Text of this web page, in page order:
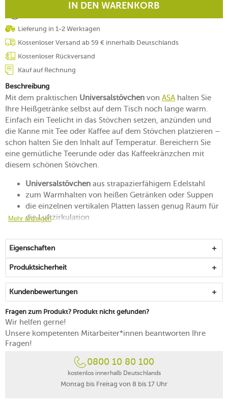
IN DEN WARENKORB
Lieferung in 1-2 Werktagen
Kostenloser Versand ab 59 € innerhalb Deutschlands
Kostenloser Rückversand
Kauf auf Rechnung
Beschreibung
Mit dem praktischen Universalstövchen von ASAhalten Sie
Ihre Heißgetränke selbst auf dem Tisch noch lange warm.
Einfach ein Teelicht in das Stövchen setzen, anzünden und
die Kanne mit Tee oder Kaffee auf dem Stövchen platzieren –
schon halten Sie den Inhalt auf Temperatur. Bereichern Sie
eine gemütliche Teerunde oder das Kaffeekränzchen mit
diesem schönen Stövchen.
Universalstövchen aus strapazierfähigem Edelstahl
zum Warmhalten von heißen Getränken oder Suppen
die einzelnen vertikalen Platten lassen genug Raum für
die Luftzirkulation
das klassische Schwarz macht vielerlei Kombinationen
möglich
Mehr anzeigen
Eigenschaften
Produktsicherheit
Kundenbewertungen
Fragen zum Produkt? Produkt nicht gefunden?
Wir helfen gerne!
Unsere kompetenten Mitarbeiter*innen beantworten Ihre
Fragen!
0800 10 80 100
kostenlos innerhalb Deutschlands
Montag bis Freitag von 8 bis 17 Uhr